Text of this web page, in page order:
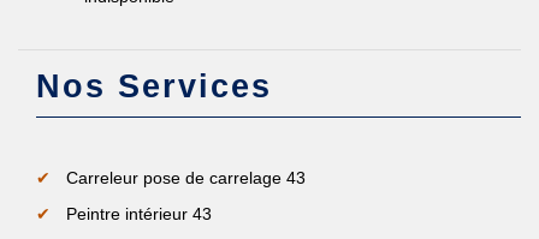
Nos Services
Carreleur pose de carrelage 43
Peintre intérieur 43